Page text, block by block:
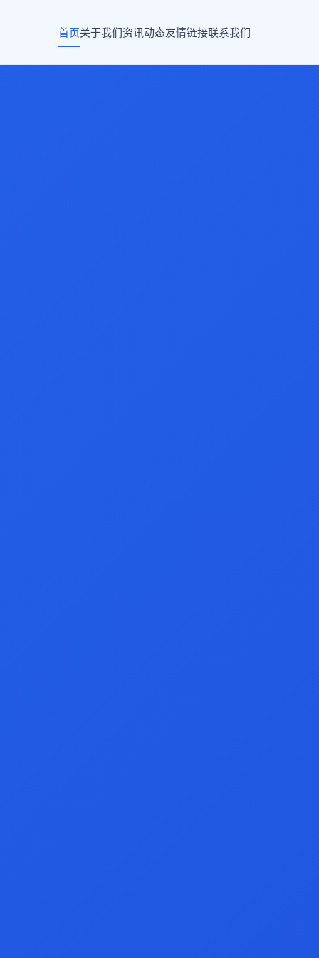
首页关于我们资讯动态友情链接联系我们